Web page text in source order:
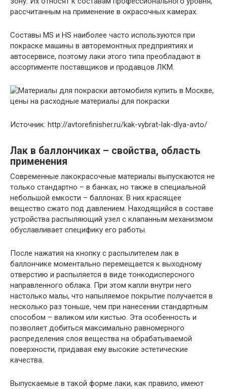
рассчитанным на применение в окрасочных камерах.
Составы MS и HS наиболее часто используются при
покраске машины в авторемонтных предприятиях и
автосервисе, поэтому лаки этого типа преобладают в
ассортименте поставщиков и продавцов ЛКМ.
Источник: http://avtorefinisher.ru/kak-vybrat-lak-dlya-avto/
Лак в баллончиках – свойства, область
применения
Современные лакокрасочные материалы выпускаются не
только стандартно – в банках, но также в специальной
небольшой емкости – баллонах. В них красящее
вещество сжато под давлением. Находящийся в составе
устройства распыляющий узел с клапанным механизмом
обуславливает специфику его работы.
После нажатия на кнопку с распылителем лак в
баллончике моментально перемещается к выходному
отверстию и распыляется в виде тонкодисперсного
направленного облака. При этом капли внутри него
настолько малы, что напыляемое покрытие получается в
несколько раз тоньше, чем при нанесении стандартным
способом – валиком или кистью. Эта особенность и
позволяет добиться максимально равномерного
распределения слоя вещества на обрабатываемой
поверхности, придавая ему высокие эстетические
качества.
Выпускаемые в такой форме лаки, как правило, имеют